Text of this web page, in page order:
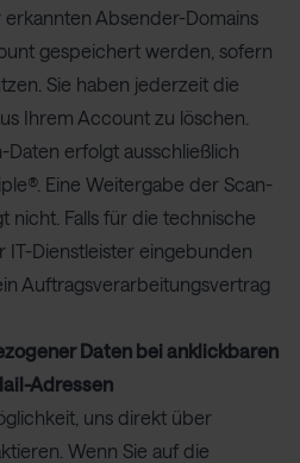
Absender-Domains
gespeichert werden, sofern
Sie haben jederzeit die
Ihrem Account zu löschen.
Daten erfolgt ausschließlich
Eine Weitergabe der Scan-
nicht. Falls für die technische
Dienstleister eingebunden
Auftragsverarbeitungsvertrag
Daten bei anklickbaren
Adressen
uns direkt über
Wenn Sie auf die